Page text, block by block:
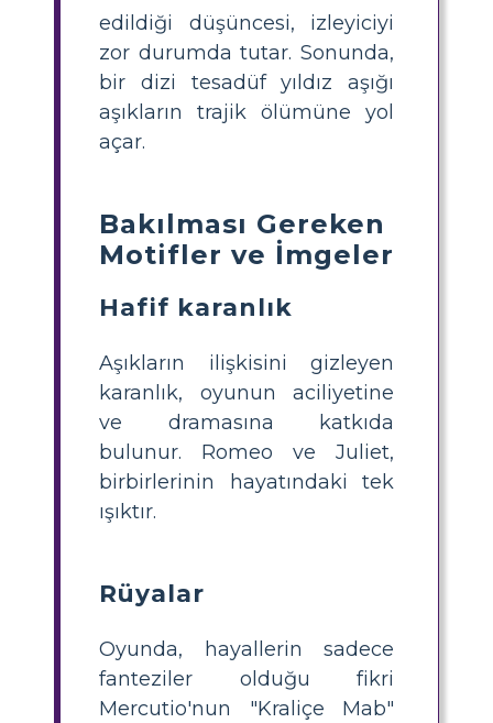
edildiği düşüncesi, izleyiciyi
zor durumda tutar. Sonunda,
bir dizi tesadüf yıldız aşığı
aşıkların trajik ölümüne yol
açar.
Bakılması Gereken
Motifler ve İmgeler
Hafif karanlık
Aşıkların ilişkisini gizleyen
karanlık, oyunun aciliyetine
ve dramasına katkıda
bulunur. Romeo ve Juliet,
birbirlerinin hayatındaki tek
ışıktır.
Rüyalar
Oyunda, hayallerin sadece
fanteziler olduğu fikri
Mercutio'nun "Kraliçe Mab"